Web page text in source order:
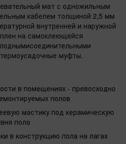
мат с одножильным
кабелем толщиной 2,5 мм
внутренней и наружной
на самоклеющейся
муфты.
в помещениях - превосходно
полов
мастику под керамическую
пола
в конструкцию пола на лагах